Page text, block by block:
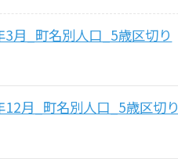
月_町名別人口_5歳区切り
月_町名別人口_5歳区切り